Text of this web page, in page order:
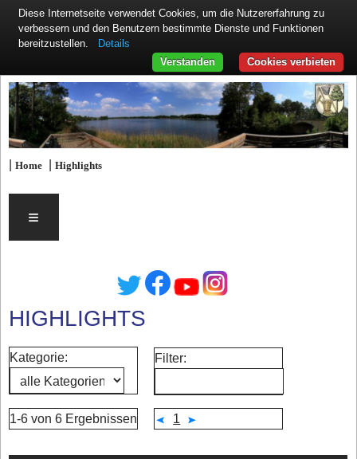
|Home |Highlights
≡
HIGHLIGHTS
Kategorie: Filter:
1-6 von 6 Ergebnissen 1
Diese Internetseite verwendet Cookies, um die Nutzererfahrung zu
verbessern und den Benutzern bestimmte Dienste und Funktionen
bereitzustellen.
Details
Cookies verbieten
Verstanden